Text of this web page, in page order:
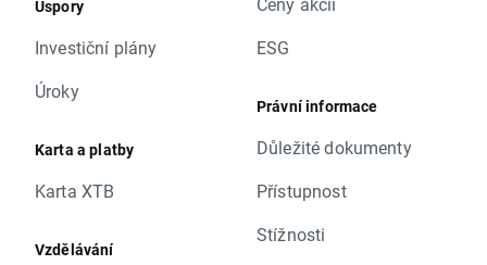
Úspory
Investiční plány
Úroky
Karta a platby
Karta XTB
Vzdělávání
ESG
Právní informace
Důležité dokumenty
Přístupnost
Stížnosti